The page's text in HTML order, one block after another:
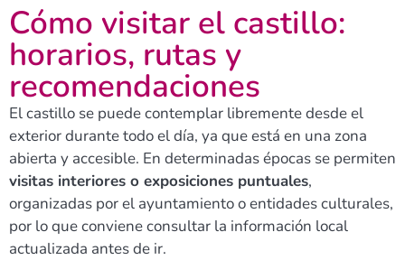
Cómo visitar el castillo:
horarios, rutas y
recomendaciones
El castillo se puede contemplar libremente desde el
exterior durante todo el día, ya que está en una zona
abierta y accesible. En determinadas épocas se permiten
visitas interiores o exposiciones puntuales,
organizadas por el ayuntamiento o entidades culturales,
por lo que conviene consultar la información local
actualizada antes de ir.​